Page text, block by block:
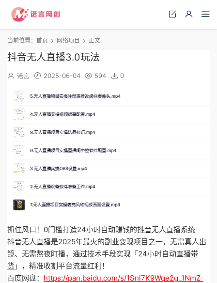
当前位置： 首页 网络项目 正文
抖音无人直播3.0玩法
诺言 2025-06-04 594 0
抓住风口！0门槛打造24小时自动赚钱的抖音无人直播系统
抖音无人直播是2025年最火的副业变现项目之一，无需真人出
镜、无需熬夜盯播，通过技术手段实现「24小时自动直播带
货 」，精准收割平台流量红利！
百度网盘： https://pan.baidu.com/s/1Snl7K9Wqe2g_1NmZ-